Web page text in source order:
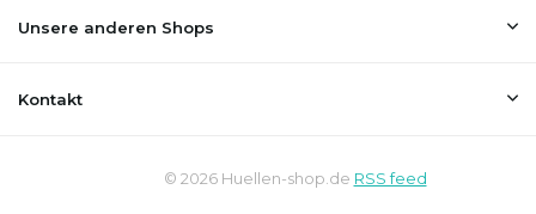
Unsere anderen Shops
Kontakt
© 2026 Huellen-shop.de RSS feed